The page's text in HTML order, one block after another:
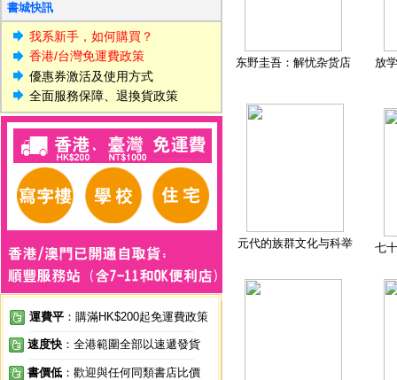
書城快訊
我系新手，如何購買？
香港/台灣免運費政策
優惠券激活及使用方式
全面服務保障、退換貨政策
運費平 ：購滿HK$200起免運費政策
速度快 ：全港範圍全部以速遞發貨
書價低 ：歡迎與任何同類書店比價
东野圭吾：解忧杂货店 放
元代的族群文化与科举 七